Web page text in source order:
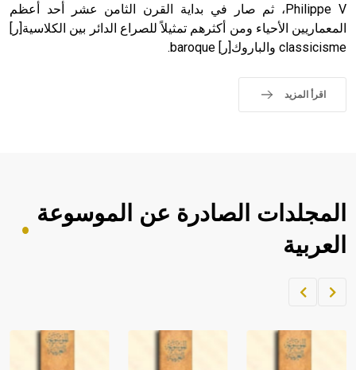
Philippe V، ثم صار في بداية القرن الثامن عشر أحد أعظم
المعماريين الأحياء ومن أكثرهم تمثيلاً للصراع الدائر بين الكلاسية[ر]
classicisme والباروك[ر] baroque.
اقرأ المزيد
المجلدات الصادرة عن الموسوعة
العربية